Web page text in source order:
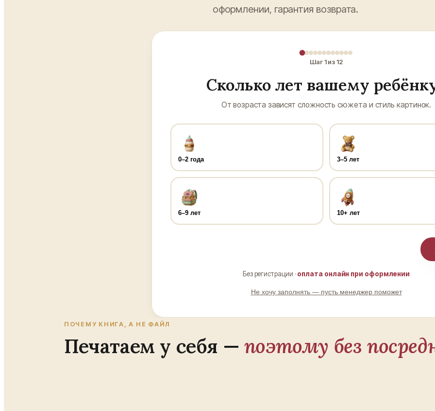
оформлении, гарантия возврата.
Шаг1из12
Сколько лет вашему
От возраста зависят сложность сюжета и стиль картинок.
0–2 года 3–5 лет
6–9 лет 10+ лет
Без регистрации · оплата онлайн при оформлении
Не хочу заполнять — пусть менеджер поможет
ПОЧЕМУ КНИГА, А НЕ ФАЙЛ
Печатаем у себя — поэтому без